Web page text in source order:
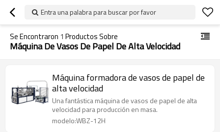
Entra una palabra para buscar por favor
Se Encontraron 1 Productos Sobre
Máquina De Vasos De Papel De Alta Velocidad
Máquina formadora de vasos de papel de
alta velocidad
Una fantástica máquina de vasos de papel de alta
velocidad para producción en masa.
modelo:WBZ-12H